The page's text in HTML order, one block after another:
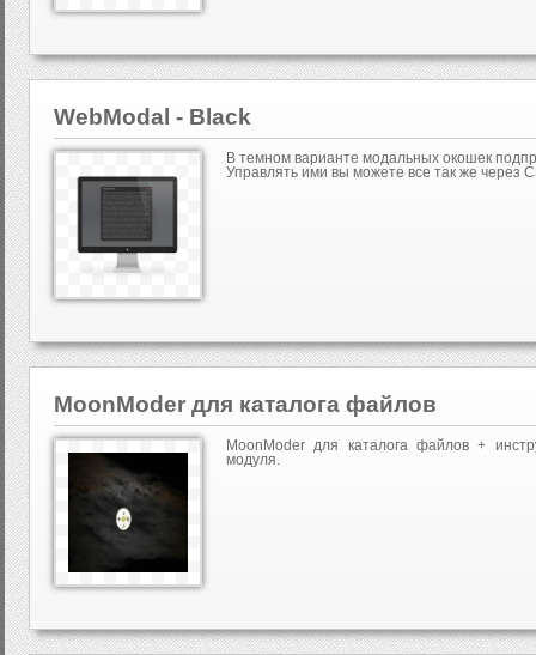
WebModal - Black
В темном варианте модальных окошек
Управлять ими вы можете все так же через
MoonModer для каталога файлов
MoonModer для каталога файлов +
модуля.